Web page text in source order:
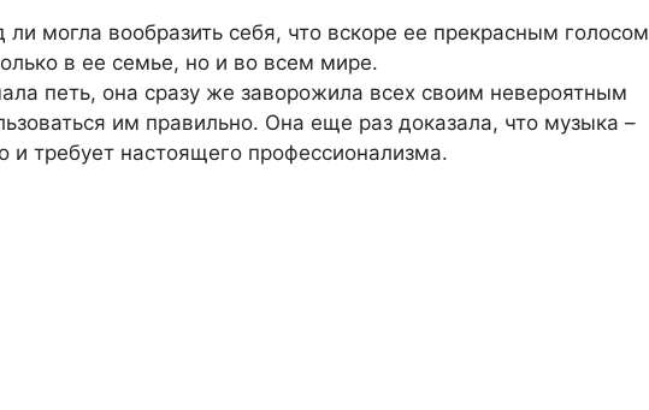
могла вообразить себя, что вскоре ее прекрасным голосом
в ее семье, но и во всем мире.
петь, она сразу же заворожила всех своим невероятным
им правильно. Она еще раз доказала, что музыка –
и требует настоящего профессионализма.